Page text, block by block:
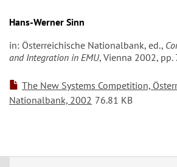
Hans-Werner Sinn
in: Österreichische Nationalbank, ed.,
and Integration in EMU, Vienna 2002, pp.
The New Systems Competition,
Nationalbank, 2002 76.81 KB